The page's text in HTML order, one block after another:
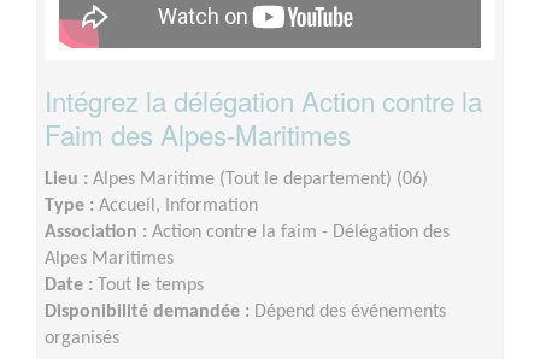
Intégrez la délégation Action contre la
Faim des Alpes-Maritimes
Lieu : Alpes Maritime (Tout le departement) (06)
Type : Accueil, Information
Association : Action contre la faim - Délégation des
Alpes Maritimes
Date :
Tout le temps
Disponibilité demandée : Dépend des événements
organisés